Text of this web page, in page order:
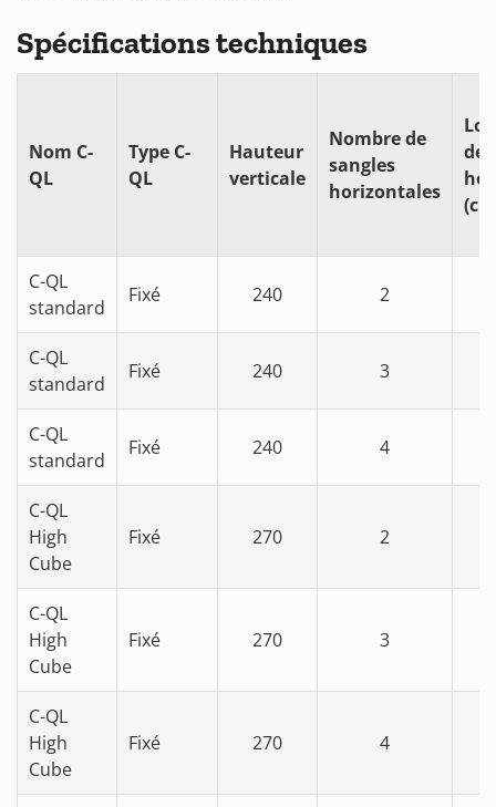
Spécifications techniques
Nom C-
QL
Type C-
QL
Hauteur
verticale
Nombre de
sangles
horizontales
C-QL
standard
Fixé 240 2
C-QL
standard
Fixé 240 3
C-QL
standard
Fixé 240 4
C-QL
High
Cube
Fixé 270 2
C-QL
High
Cube
Fixé 270 3
C-QL
High
Cube
Fixé 270 4